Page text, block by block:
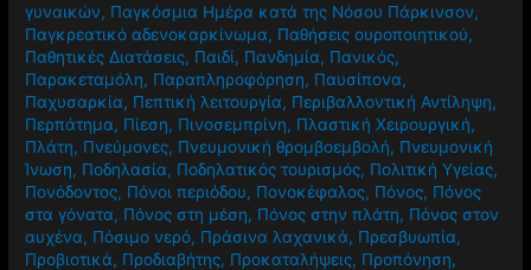
γυναικών, Παγκόσμια Ημέρα κατά της Νόσου Πάρκινσον,
Παγκρεατικό αδενοκαρκίνωμα, Παθήσεις ουροποιητικού,
Παθητικές Διατάσεις, Παιδί, Πανδημία, Πανικός,
Παρακεταμόλη, Παραπληροφόρηση, Παυσίπονα,
Παχυσαρκία, Πεπτική λειτουργία, Περιβαλλοντική Αντίληψη,
Περπάτημα, Πίεση, Πινοσεμπρίνη, Πλαστική Χειρουργική,
Πλάτη, Πνεύμονες, Πνευμονική θρομβοεμβολή, Πνευμονική
Ίνωση, Ποδηλασία, Ποδηλατικός τουρισμός, Πολιτική Υγείας,
Πονόδοντος, Πόνοι περιόδου, Πονοκέφαλος, Πόνος, Πόνος
στα γόνατα, Πόνος στη μέση, Πόνος στην πλάτη, Πόνος στον
αυχένα, Πόσιμο νερό, Πράσινα λαχανικά, Πρεσβυωπία,
Προβιοτικά, Προδιαβήτης, Προκαταλήψεις, Προπόνηση,